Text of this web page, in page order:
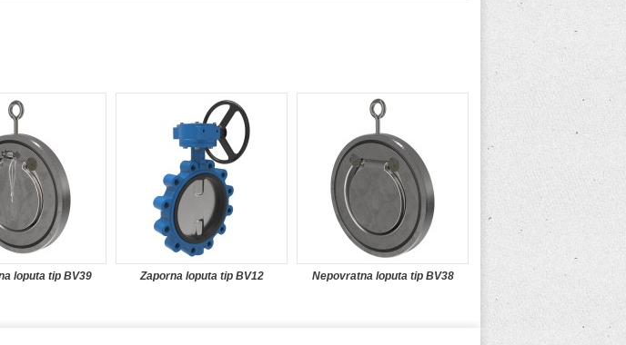
loputa tip BV39 Zaporna loputa tip BV12 Nepovratna loputa tip BV38